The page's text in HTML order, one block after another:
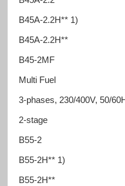
B45A-2.2H** 1)
B45A-2.2H**
B45-2MF
Multi Fuel
3-phases, 230/400V, 50/
2-stage
B55-2
B55-2H** 1)
B55-2H**